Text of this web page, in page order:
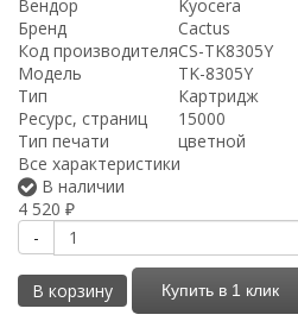
Вендор
Kyocera
Бренд
Cactus
Код производителяCS-TK8305Y
Модель
TK-8305Y
Тип
Картридж
Ресурс, страниц
15000
Тип печати
цветной
Все характеристики
В наличии
4 520 ₽
-
В корзину Купить в 1 клик